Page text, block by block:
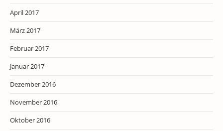
April 2017
März 2017
Februar 2017
Januar 2017
Dezember 2016
November 2016
Oktober 2016